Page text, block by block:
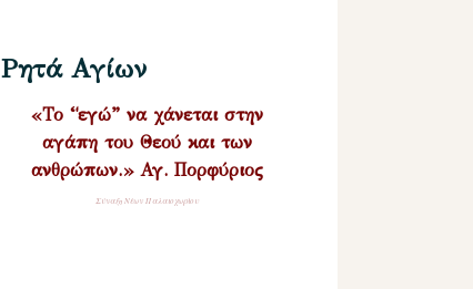
Ρητά Αγίων
«Το “εγώ” να χάνεται στην
αγάπη του Θεού και των
ανθρώπων.» Αγ. Πορφύριος
Σύναξη Νέων Παλαιοχωρίου